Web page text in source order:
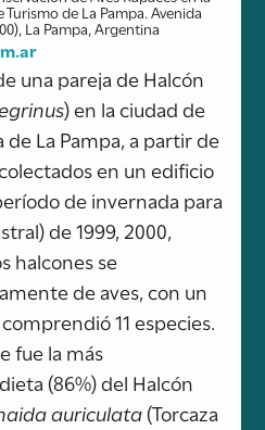
de La Pampa. Avenida
La Pampa, Argentina
una pareja de Halcón
) en la ciudad de
de La Pampa, a partir de
en un edificio
de invernada para
de 1999, 2000,
halcones se
de aves, con un
11 especies.
fue la más
(86%) del Halcón
auriculata(Torcaza